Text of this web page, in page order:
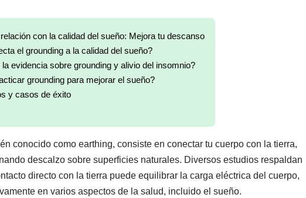
con la calidad del sueño: Mejora tu descanso
el grounding a la calidad del sueño?
evidencia sobre grounding y alivio del insomnio?
grounding para mejorar el sueño?
y casos de éxito
conocido como earthing, consiste en conectar tu cuerpo con la tierra,
descalzo sobre superficies naturales. Diversos estudios respaldan
directo con la tierra puede equilibrar la carga eléctrica del cuerpo,
en varios aspectos de la salud, incluido el sueño.